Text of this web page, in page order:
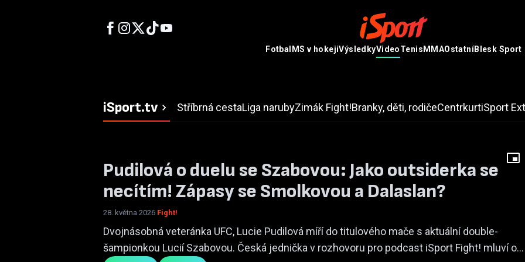
FotbalMS v hokejiVýsledkyVideoTenisMMAOstatníBlesk Sport
iSport.tv Stříbrná cestaLiga narubyZimák Fight!Branky, děti, rodičeCentrkurtiSport
Pudilová o duelu se Szabovou: Jako outsiderka se
necítím! Zápasy se Smolkovou a Dalaslan?
28. května 2026 Fight!
Dvojnásobná veteránka UFC, Lucie Pudilová míří do titulového mače s aktuální double-
šampionkou Lucií Szabovou. Česká jednička v rozhovoru pro podcast iSport Fight! mluví o